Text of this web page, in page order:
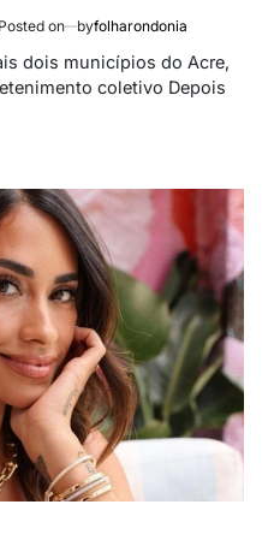
Posted on byfolharondonia
dois municípios do Acre,
coletivo Depois